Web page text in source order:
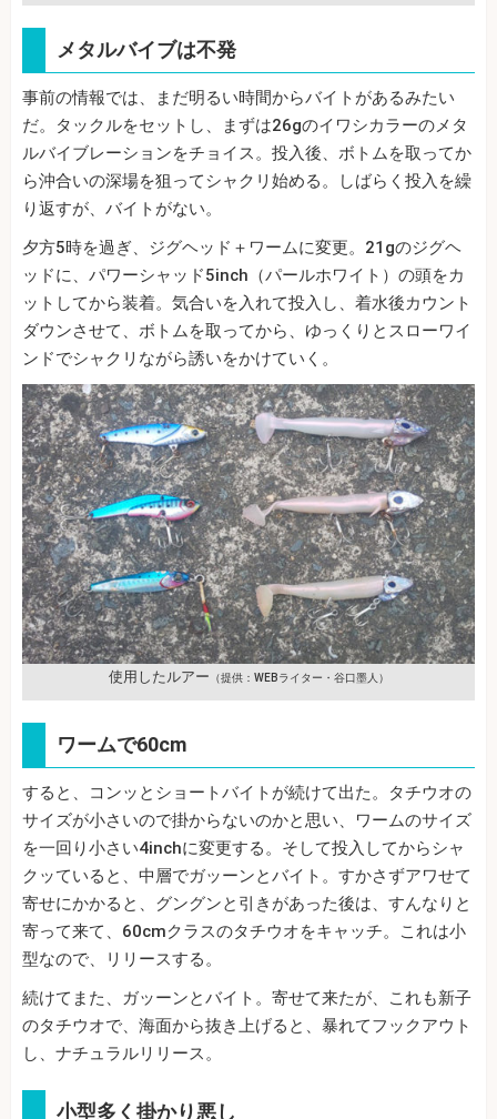
メタルバイブは不発
事前の情報では、まだ明るい時間からバイトがあるみたい
だ。タックルをセットし、まずは26gのイワシカラーのメタ
ルバイブレーションをチョイス。投入後、ボトムを取ってか
ら沖合いの深場を狙ってシャクリ始める。しばらく投入を繰
り返すが、バイトがない。
夕方5時を過ぎ、ジグヘッド＋ワームに変更。21gのジグヘ
ッドに、パワーシャッド5inch（パールホワイト）の頭をカ
ットしてから装着。気合いを入れて投入し、着水後カウント
ダウンさせて、ボトムを取ってから、ゆっくりとスローワイ
ンドでシャクリながら誘いをかけていく。
使用したルアー （提供：WEBライター・谷口墨人）
ワームで60cm
すると、コンッとショートバイトが続けて出た。タチウオの
サイズが小さいので掛からないのかと思い、ワームのサイズ
を一回り小さい4inchに変更する。そして投入してからシャ
クッていると、中層でガッーンとバイト。すかさずアワせて
寄せにかかると、グングンと引きがあった後は、すんなりと
寄って来て、60cmクラスのタチウオをキャッチ。これは小
型なので、リリースする。
続けてまた、ガッーンとバイト。寄せて来たが、これも新子
のタチウオで、海面から抜き上げると、暴れてフックアウト
し、ナチュラルリリース。
小型多く掛かり悪し